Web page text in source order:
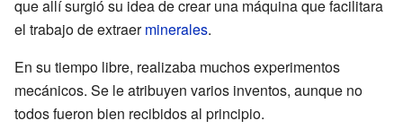
que allí surgió su idea de crear una máquina que facilitara
el trabajo de extraerminerales.
En su tiempo libre, realizaba muchos experimentos
mecánicos. Se le atribuyen varios inventos, aunque no
todos fueron bien recibidos al principio.